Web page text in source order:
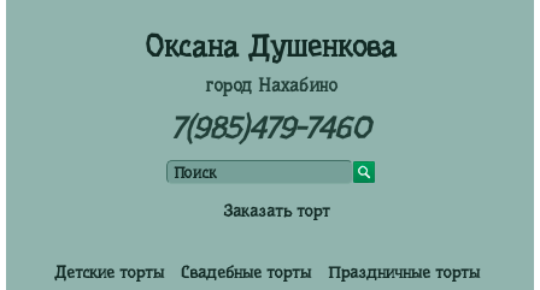
Оксана Душенкова
город Нахабино
7(985)479-7460
Заказать торт
Детские торты Свадебные торты
Праздничные торты